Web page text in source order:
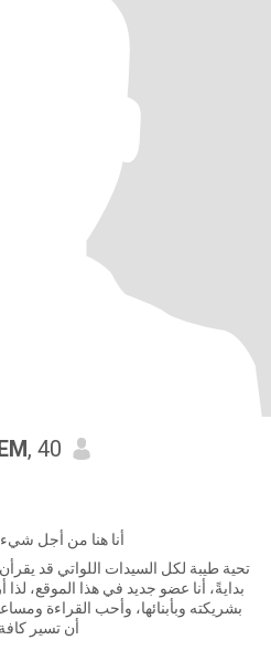
, 40
أنا هنا من أجل
تحية طيبة لكل السيدات اللواتي قد
بدايةً، أنا عضو جديد في هذا الموقع،
بشريكته وبأبنائها، وأحب القراءة
أن تسير